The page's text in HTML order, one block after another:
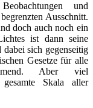
und
Ausschnitt.
doch auch noch ein
ist dann seine
sich gegenseitig
Gesetze für alle
Aber viel
Skala aller